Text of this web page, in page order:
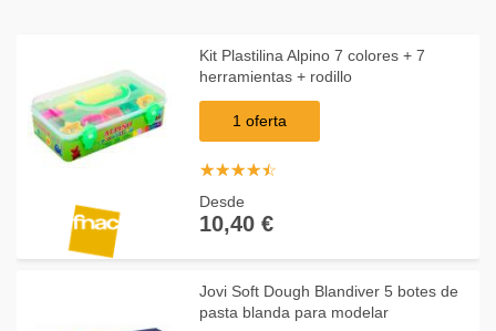
Kit Plastilina Alpino 7 colores + 7
herramientas + rodillo
1 oferta
☆☆☆☆☆
★★★★★
Desde
10,40 €
Jovi Soft Dough Blandiver 5 botes de
pasta blanda para modelar